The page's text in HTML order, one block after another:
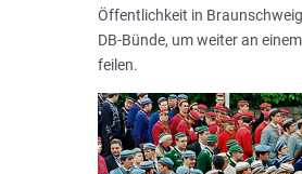
Öffentlichkeit in
DB-Bünde, um weiter an
feilen.